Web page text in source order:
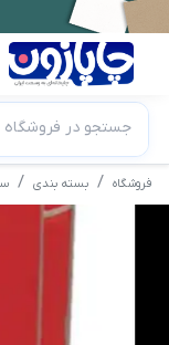
جستجو در فروشگاه
فروشگاه بسته بندی